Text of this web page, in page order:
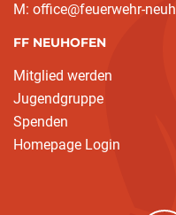
M: office@feuerwehr-
FF NEUHOFEN
Mitglied werden
Jugendgruppe
Spenden
Homepage Login